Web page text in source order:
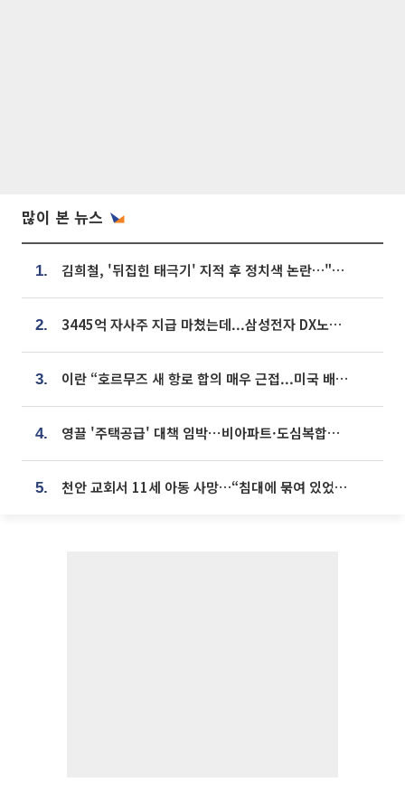
많이 본 뉴스
1. 김희철, '뒤집힌 태극기' 지적 후 정치색 논란…"좌우 떠나 우리나라 국기"
2. 3445억 자사주 지급 마쳤는데...삼성전자 DX노조, 뒤늦은 '떼쓰기 집회'
3. 이란 “호르무즈 새 항로 합의 매우 근접...미국 배상 먼저”
4. 영끌 '주택공급' 대책 임박⋯비아파트·도심복합까지 총동원
5. 천안 교회서 11세 아동 사망…“침대에 묶여 있었다” 진술 확보